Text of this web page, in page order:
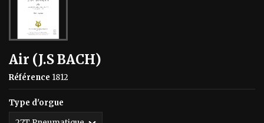
Air (J.S BACH)
Référence 1812
Type d'orgue